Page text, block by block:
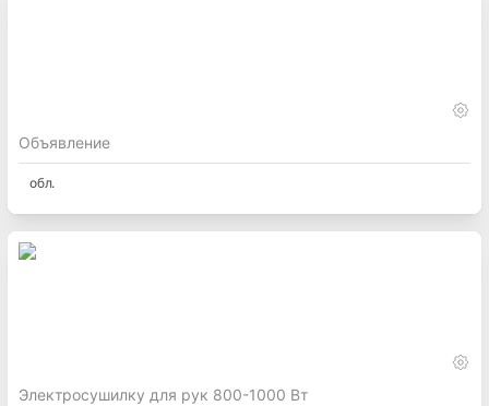
Объявление
обл.
Электросушилку для рук 800-1000 Вт